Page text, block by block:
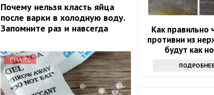
Почему нельзя класть яйца
после варки в холодную воду.
Запомните раз и навсегда
ЛУЧШЕЕ
Как правильно
противни из
будут как
ПОДРОБНЕЕ